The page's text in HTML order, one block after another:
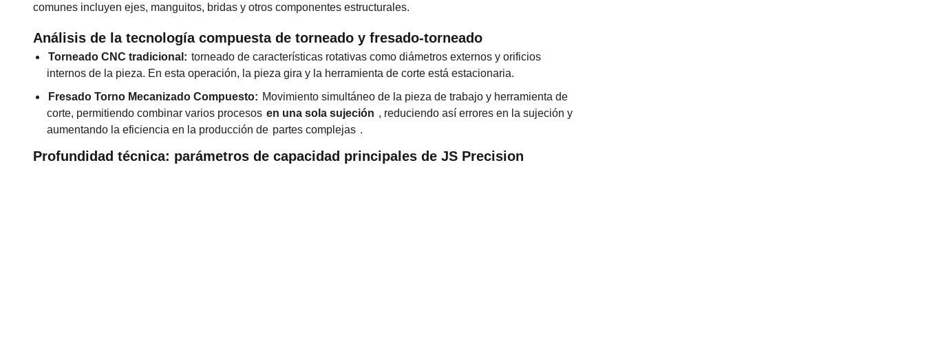
comunes incluyen ejes, manguitos, bridas y otros componentes estructurales.
Análisis de la tecnología compuesta de torneado y fresado-torneado
Torneado CNC tradicional: torneado de características rotativas como diámetros externos y orificios
internos de la pieza. En esta operación, la pieza gira y la herramienta de corte está estacionaria.
Fresado Torno Mecanizado Compuesto: Movimiento simultáneo de la pieza de trabajo y herramienta de
corte, permitiendo combinar varios procesos en una sola sujeción , reduciendo así errores en la sujeción y
aumentando la eficiencia en la producción de partes complejas .
Profundidad técnica: parámetros de capacidad principales de JS Precision